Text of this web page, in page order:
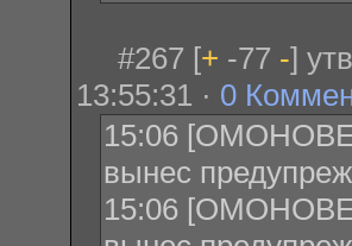
#267 [+ -77 -]
13:55:31 · 0
15:06
вынес
15:06